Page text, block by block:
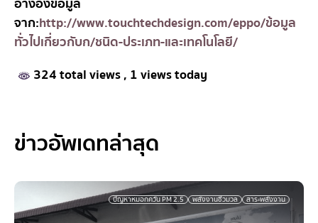
จาก:http://www.touchtechdesign.com/eppo/ข้อมูล
ทั่วไปเกี่ยวกับก/ชนิด-ประเภท-และเทคโนโลยี/
324 total views, 1 views today
ข่าวอัพเดทล่าสุด
จัดการ
ขยะ
พลังงาน
ก๊าซ
ชีวภาพ
พลังงาน
จากขยะ
พลังงาน
ชีวมวล
ศูนย์
บริหาร
จัดการชีว
มวล
สาระ
พลังงาน
สิ่ง
แวดล้อม
เทคโนโลยี
ด้าน